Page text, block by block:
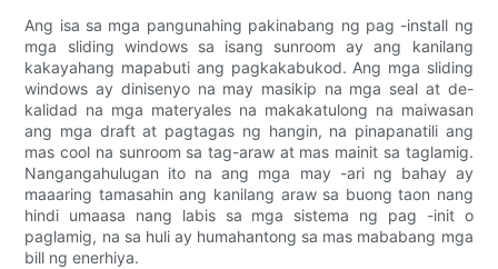
Ang isa sa mga pangunahing pakinabang ng pag -install ng
mga sliding windows sa isang sunroom ay ang kanilang
kakayahang mapabuti ang pagkakabukod. Ang mga sliding
windows ay dinisenyo na may masikip na mga seal at de-
kalidad na mga materyales na makakatulong na maiwasan
ang mga draft at pagtagas ng hangin, na pinapanatili ang
mas cool na sunroom sa tag-araw at mas mainit sa taglamig.
Nangangahulugan ito na ang mga may -ari ng bahay ay
maaaring tamasahin ang kanilang araw sa buong taon nang
hindi umaasa nang labis sa mga sistema ng pag -init o
paglamig, na sa huli ay humahantong sa mas mababang mga
bill ng enerhiya.